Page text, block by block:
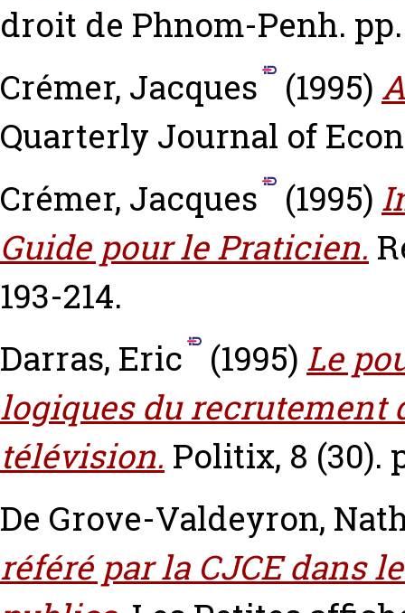
droit de Phnom-Penh.
Crémer, Jacques
(1995)
Quarterly Journal of
Crémer, Jacques
(1995)
Guide pour le Praticien.
193-214.
Darras, Eric
(1995) Le
logiques du recrutement
télévision. Politix, 8 (30).
De Grove-Valdeyron,
référé par la CJCE dans